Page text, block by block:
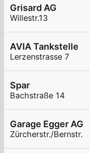
Grisard AG
Willestr.13
AVIA Tankstelle
Lerzenstrasse 7
Spar
Bachstraße 14
Garage Egger AG
Zürcherstr./Bernstr.